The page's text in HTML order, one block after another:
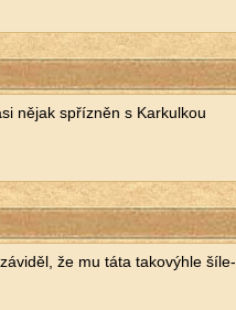
nějak spří­z­něn s Kar­kul­kou
že mu táta ta­ko­vý­hle ší­le­